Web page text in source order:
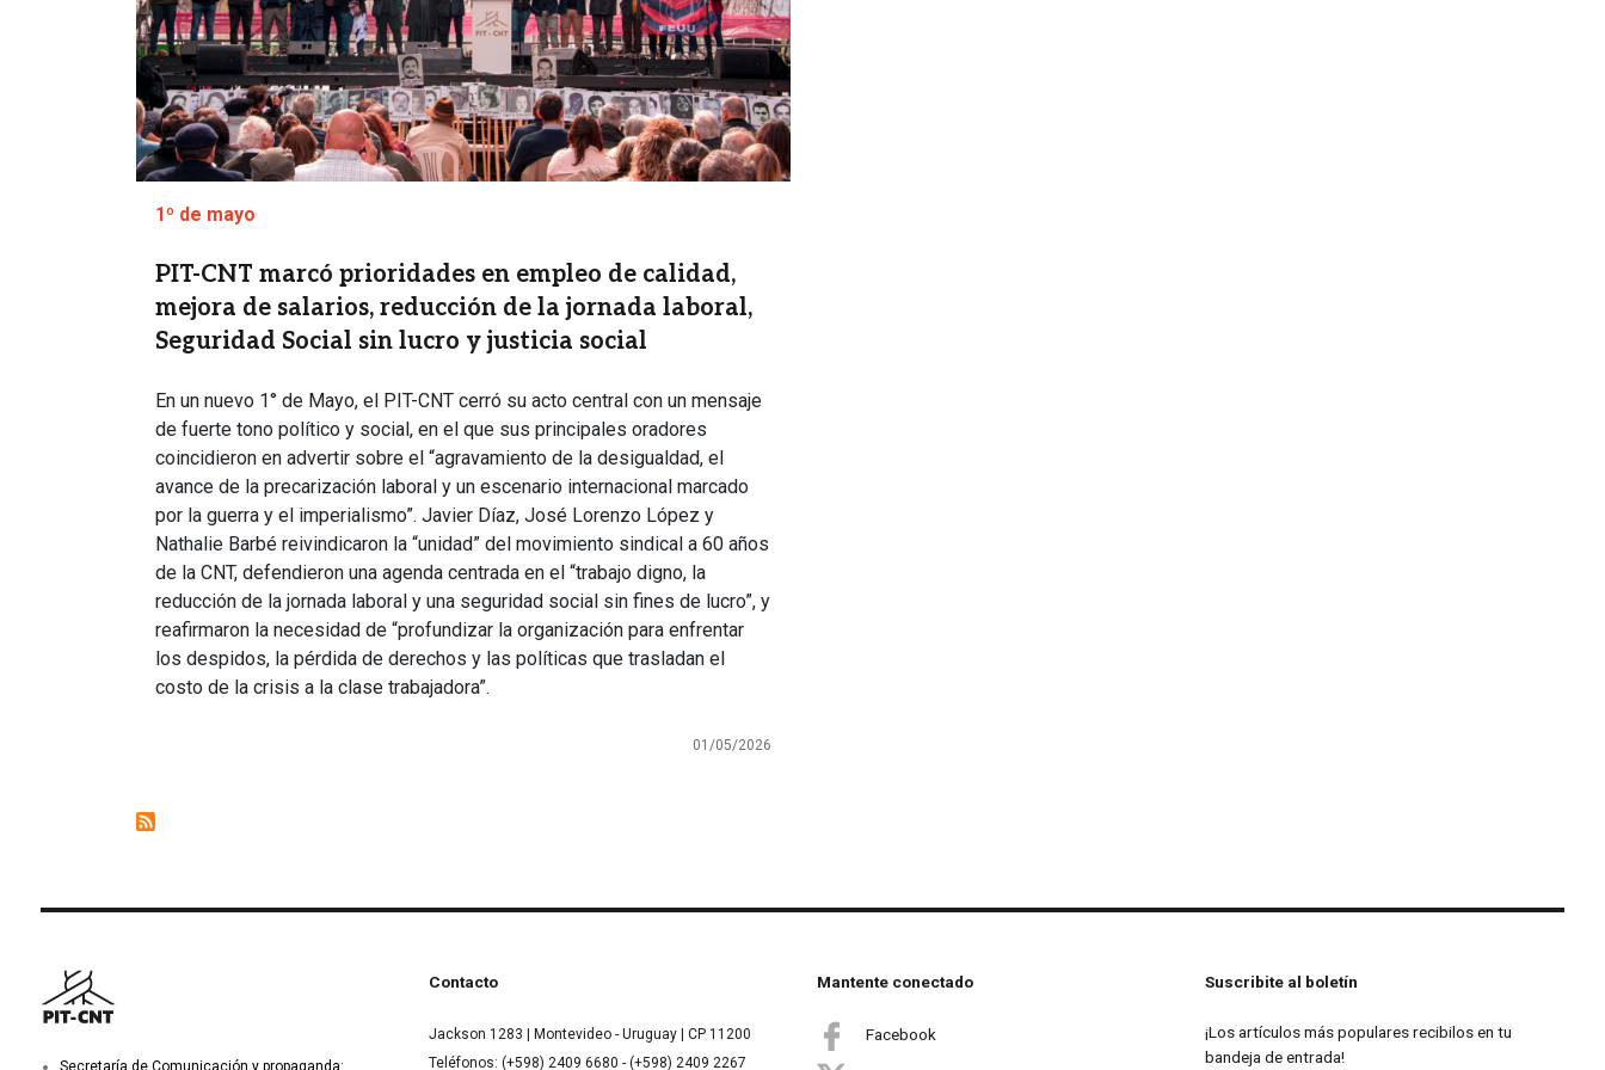
1º de mayo
PIT-CNT marcó prioridades en empleo de calidad,
mejora de salarios, reducción de la jornada laboral,
Seguridad Social sin lucro y justicia social
En un nuevo 1° de Mayo, el PIT-CNT cerró su acto central con un mensaje
de fuerte tono político y social, en el que sus principales oradores
coincidieron en advertir sobre el “agravamiento de la desigualdad, el
avance de la precarización laboral y un escenario internacional marcado
por la guerra y el imperialismo”. Javier Díaz, José Lorenzo López y
Nathalie Barbé reivindicaron la “unidad” del movimiento sindical a 60 años
de la CNT, defendieron una agenda centrada en el “trabajo digno, la
reducción de la jornada laboral y una seguridad social sin fines de lucro”, y
reafirmaron la necesidad de “profundizar la organización para enfrentar
los despidos, la pérdida de derechos y las políticas que trasladan el
costo de la crisis a la clase trabajadora”.
01/05/2026
Secretaría de Comunicación y propaganda:
Contacto
Jackson 1283 | Montevideo - Uruguay | CP 11200
Teléfonos: (+598) 2409 6680 - (+598) 2409 2267
Mantente conectado
Facebook
Suscribite al boletín
¡Los artículos más populares recibilos en tu
bandeja de entrada!